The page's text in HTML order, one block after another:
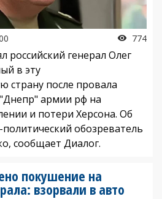
774
российский генерал Олег
в эту
страну после провала
армии рф на
и потери Херсона. Об
обозреватель
сообщает Диалог.
покушение на
взорвали в авто